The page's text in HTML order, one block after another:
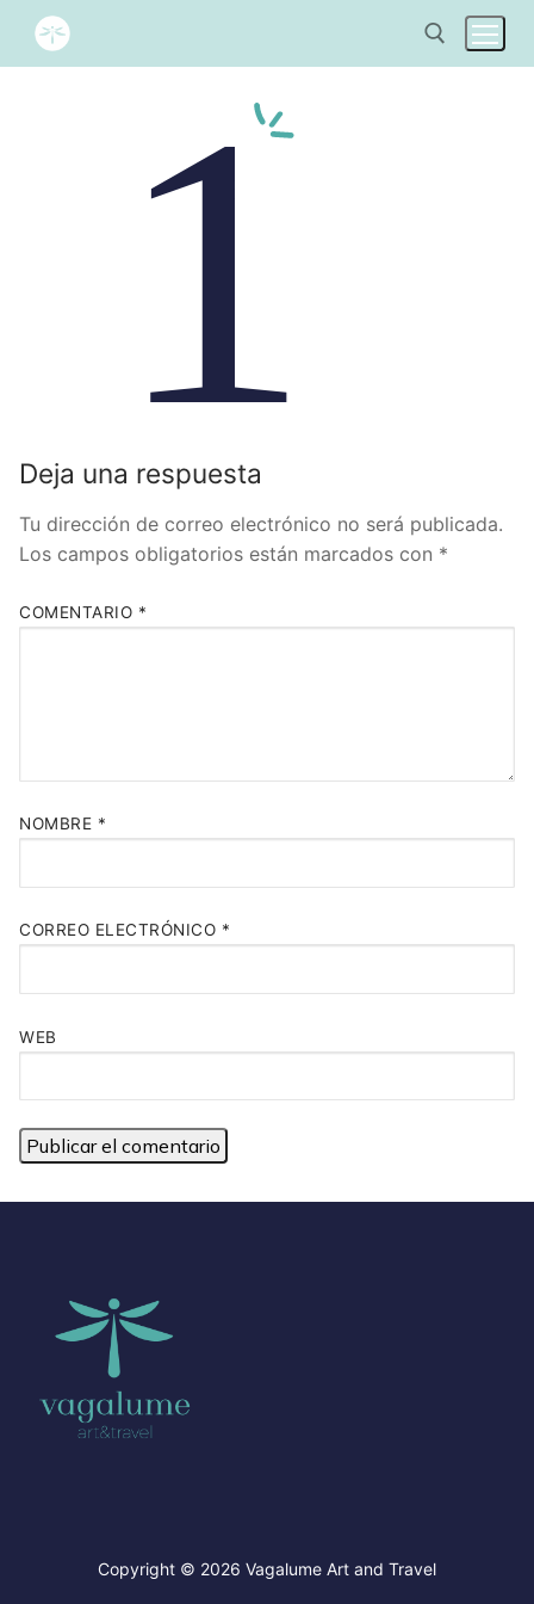
Deja una respuesta
Tu dirección de correo electrónico no será publicada.
Los campos obligatorios están marcados con *
COMENTARIO *
NOMBRE *
CORREO ELECTRÓNICO *
WEB
Copyright © 2026 Vagalume Art and Travel